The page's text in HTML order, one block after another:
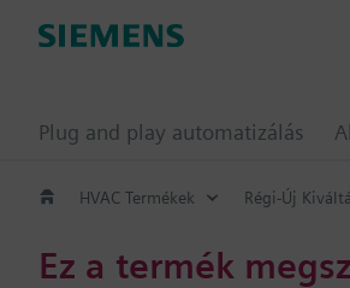
Plug and play automatizálás
HVAC Termékek Régi-Új
Ez a termék